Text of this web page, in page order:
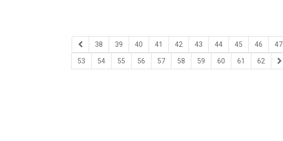
38 39 40 41 42 43 44 45 46 47
53 54 55 56 57 58 59 60 61 62